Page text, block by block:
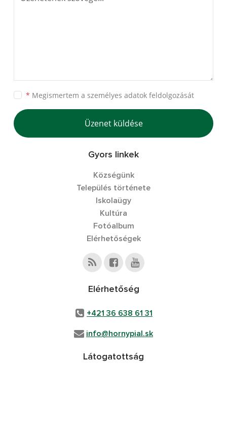
* Megismertem a személyes adatok feldolgozását
Üzenet küldése
Gyors linkek
Községünk
Település története
Iskolaügy
Kultúra
Fotóalbum
Elérhetőségek
Elérhetőség
+421 36 638 61 31
info@hornypial.sk
Látogatottság